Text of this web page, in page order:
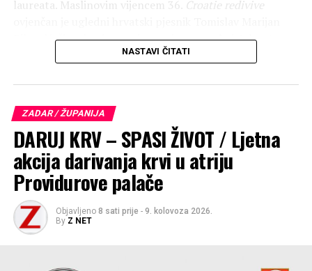
laureata. Maslinovim vijencem 36.
Croatie redivive
Bilosnić, čime je njegovo ime upisano među istaknute
hrvatske književnike koji su tijekom proteklih desetljeća
NASTAVI ČITATI
ZADAR / ŽUPANIJA
DARUJ KRV – SPASI ŽIVOT / Ljetna
akcija darivanja krvi u atriju
Providurove palače
Objavljeno 8 sati prije - 9. kolovoza 2026.
By Z NET